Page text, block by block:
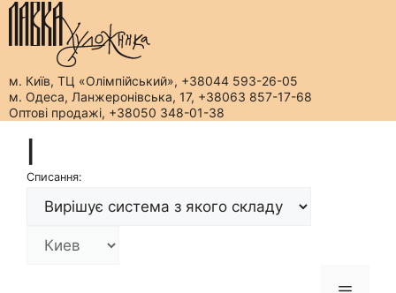
м. Київ, ТЦ «Олімпійський», +38044 593-26-05
м. Одеса, Ланжеронівська, 17, +38063 857-17-68
Оптові продажі, +38050 348-01-38
вмістуСписання:
Меню